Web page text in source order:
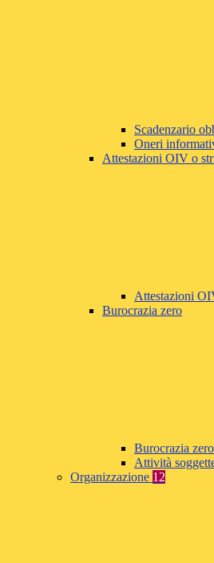
Scadenzario
Oneri
Attestazioni OIV o
Attestazioni
Burocrazia zero
Burocrazia zero
Attività
Organizzazione 12